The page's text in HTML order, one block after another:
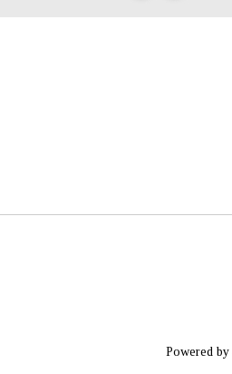
Powered by